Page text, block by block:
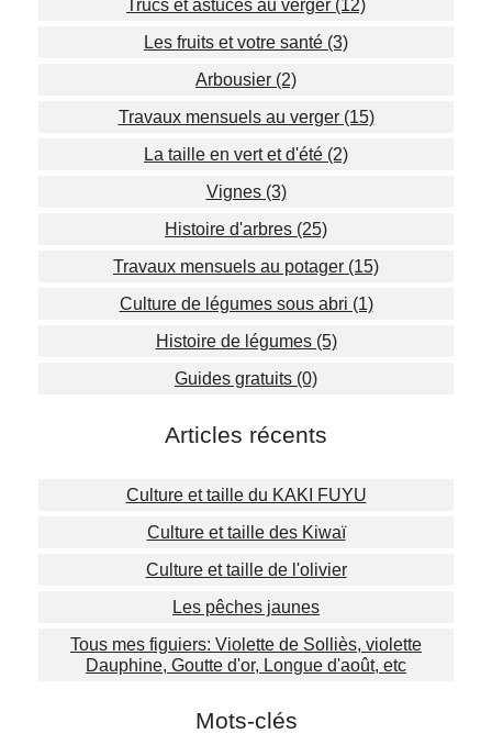
Trucs et astuces au verger (12)
Les fruits et votre santé (3)
Arbousier (2)
Travaux mensuels au verger (15)
La taille en vert et d'été (2)
Vignes (3)
Histoire d'arbres (25)
Travaux mensuels au potager (15)
Culture de légumes sous abri (1)
Histoire de légumes (5)
Guides gratuits (0)
Articles récents
Culture et taille du KAKI FUYU
Culture et taille des Kiwaï
Culture et taille de l'olivier
Les pêches jaunes
Tous mes figuiers: Violette de Solliès, violette
Dauphine, Goutte d'or, Longue d'août, etc
Mots-clés